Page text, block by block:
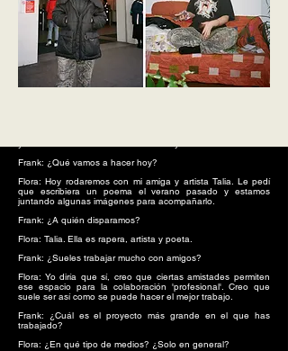
Frank: ¿Qué vamos a hacer hoy?
Flora: Hoy rodaremos con mi amiga y artista Talia. Le pedí
que escribiera un poema el verano pasado y estamos
juntando algunas imágenes para acompañarlo.
Frank: ¿A quién disparamos?
Flora: Talia. Ella es rapera, artista y poeta.
Frank: ¿Sueles trabajar mucho con amigos?
Flora: Yo diría que sí, creo que ciertas amistades permiten
ese espacio para la colaboración 'profesional'. Creo que
suele ser así como se puede hacer el mejor trabajo.
Frank: ¿Cuál es el proyecto más grande en el que has
trabajado?
Flora: ¿En qué tipo de medios? ¿Solo en general?